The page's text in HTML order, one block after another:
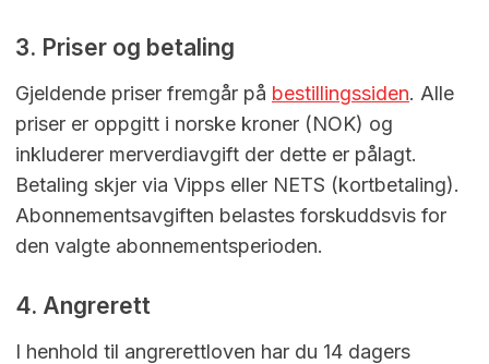
3. Priser og betaling
Gjeldende priser fremgår på bestillingssiden. Alle
priser er oppgitt i norske kroner (NOK) og
inkluderer merverdiavgift der dette er pålagt.
Betaling skjer via Vipps eller NETS (kortbetaling).
Abonnementsavgiften belastes forskuddsvis for
den valgte abonnementsperioden.
4. Angrerett
I henhold til angrerettloven har du 14 dagers